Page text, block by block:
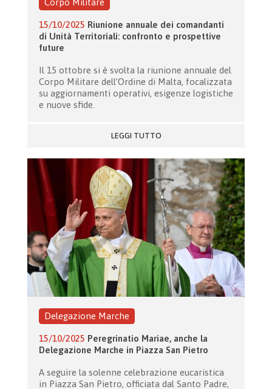
Corpo Militare
15/10/2025 Riunione annuale dei comandanti
di Unità Territoriali: confronto e prospettive
future
Il 15 ottobre si è svolta la riunione annuale del
Corpo Militare dell’Ordine di Malta, focalizzata
su aggiornamenti operativi, esigenze logistiche
e nuove sfide.
LEGGI TUTTO
Delegazione Marche
15/10/2025 Peregrinatio Mariae, anche la
Delegazione Marche in Piazza San Pietro
A seguire la solenne celebrazione eucaristica
in Piazza San Pietro, officiata dal Santo Padre,